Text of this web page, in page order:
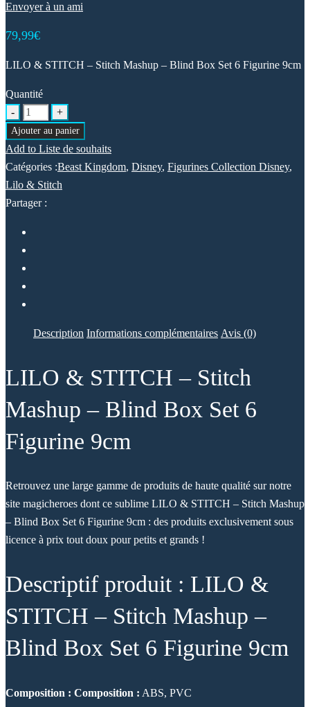
Envoyer à un ami
79,99€
LILO & STITCH – Stitch Mashup – Blind Box Set 6 Figurine 9cm
Quantité
Ajouter au panier
Add to Liste de souhaits
Catégories :Beast Kingdom, Disney, Figurines Collection Disney,
Lilo & Stitch
Partager :
Description Informations complémentaires Avis (0)
LILO & STITCH – Stitch
Mashup – Blind Box Set 6
Figurine 9cm
Retrouvez une large gamme de produits de haute qualité sur notre
site magicheroes dont ce sublime LILO & STITCH – Stitch Mashup
– Blind Box Set 6 Figurine 9cm : des produits exclusivement sous
licence à prix tout doux pour petits et grands !
Descriptif produit : LILO &
STITCH – Stitch Mashup –
Blind Box Set 6 Figurine 9cm
Composition : Composition : ABS, PVC